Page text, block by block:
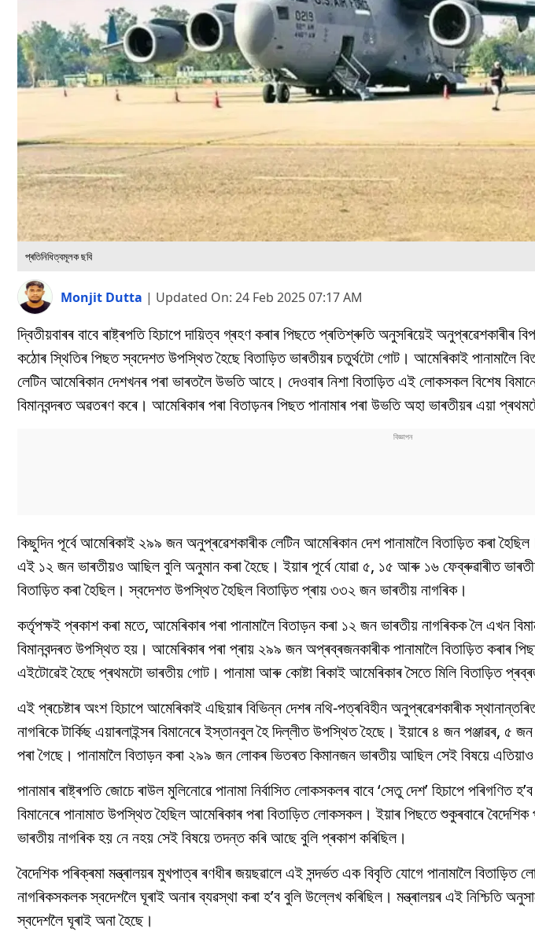
প্ৰতিনিধিত্বমূলক ছবি
Monjit Dutta | Updated On: 24 Feb 2025 07:17 AM
দ্বিতীয়বাৰৰ বাবে ৰাষ্ট্ৰপতি হিচাপে দায়িত্ব গ্ৰহণ কৰাৰ পিছতে প্ৰতিশ্ৰুতি অনুসৰিয়েই অনুপ্ৰৱেশকাৰীৰ
কঠোৰ স্থিতিৰ পিছত স্বদেশত উপস্থিত হৈছে বিতাড়িত ভাৰতীয়ৰ চতুৰ্থটো গোট। আমেৰিকাই পানামালৈ
লেটিন আমেৰিকান দেশখনৰ পৰা ভাৰতলৈ উভতি আহে। দেওবাৰ নিশা বিতাড়িত এই লোকসকল বিশেষ
বিমানবন্দৰত অৱতৰণ কৰে। আমেৰিকাৰ পৰা বিতাড়নৰ পিছত পানামাৰ পৰা উভতি অহা ভাৰতীয়ৰ এয়া
কিছুদিন পূৰ্বে আমেৰিকাই ২৯৯ জন অনুপ্ৰৱেশকাৰীক লেটিন আমেৰিকান দেশ পানামালৈ বিতাড়িত কৰা
এই ১২ জন ভাৰতীয়ও আছিল বুলি অনুমান কৰা হৈছে। ইয়াৰ পূৰ্বে যোৱা ৫, ১৫ আৰু ১৬ ফেব্ৰুৱাৰীত
বিতাড়িত কৰা হৈছিল। স্বদেশত উপস্থিত হৈছিল বিতাড়িত প্ৰায় ৩৩২ জন ভাৰতীয় নাগৰিক।
কৰ্তৃপক্ষই প্ৰকাশ কৰা মতে, আমেৰিকাৰ পৰা পানামালৈ বিতাড়ন কৰা ১২ জন ভাৰতীয় নাগৰিকক লৈ এখন বিমান
বিমানবন্দৰত উপস্থিত হয়। আমেৰিকাৰ পৰা প্ৰায় ২৯৯ জন অপ্ৰব্ৰজনকাৰীক পানামালৈ বিতাড়িত কৰাৰ
এইটোৱেই হৈছে প্ৰথমটো ভাৰতীয় গোট। পানামা আৰু কোষ্টা ৰিকাই আমেৰিকাৰ সৈতে মিলি বিতাড়িত
এই প্ৰচেষ্টাৰ অংশ হিচাপে আমেৰিকাই এছিয়াৰ বিভিন্ন দেশৰ নথি-পত্ৰবিহীন অনুপ্ৰৱেশকাৰীক
নাগৰিকে টাৰ্কিছ এয়াৰলাইন্সৰ বিমানেৰে ইস্তানবুল হৈ দিল্লীত উপস্থিত হৈছে। ইয়াৰে ৪ জন পঞ্জাৱৰ,
পৰা গৈছে। পানামালৈ বিতাড়ন কৰা ২৯৯ জন লোকৰ ভিতৰত কিমানজন ভাৰতীয় আছিল সেই বিষয়ে
পানামাৰ ৰাষ্ট্ৰপতি জোচে ৰাউল মুলিনোৱে পানামা নিৰ্বাসিত লোকসকলৰ বাবে ‘সেতু দেশ’ হিচাপে পৰিগণিত
বিমানেৰে পানামাত উপস্থিত হৈছিল আমেৰিকাৰ পৰা বিতাড়িত লোকসকল। ইয়াৰ পিছতে শুকুৰবাৰে বৈদেশিক
ভাৰতীয় নাগৰিক হয় নে নহয় সেই বিষয়ে তদন্ত কৰি আছে বুলি প্ৰকাশ কৰিছিল।
বৈদেশিক পৰিক্ৰমা মন্ত্ৰালয়ৰ মুখপাত্ৰ ৰণধীৰ জয়ছৱালে এই সন্দৰ্ভত এক বিবৃতি যোগে পানামালৈ বিতাড়িত
নাগৰিকসকলক স্বদেশলৈ ঘূৰাই অনাৰ ব্যৱস্থা কৰা হ’ব বুলি উল্লেখ কৰিছিল। মন্ত্ৰালয়ৰ এই নিশ্চিতি
স্বদেশলৈ ঘূৰাই অনা হৈছে।